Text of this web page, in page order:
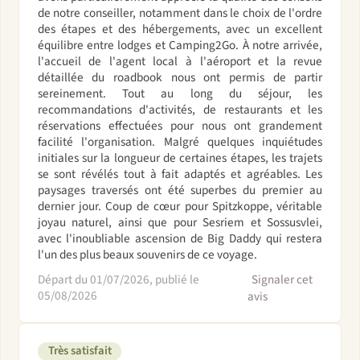
de notre conseiller, notamment dans le choix de l'ordre
des étapes et des hébergements, avec un excellent
équilibre entre lodges et Camping2Go. À notre arrivée,
l'accueil de l'agent local à l'aéroport et la revue
détaillée du roadbook nous ont permis de partir
sereinement. Tout au long du séjour, les
recommandations d'activités, de restaurants et les
réservations effectuées pour nous ont grandement
facilité l'organisation. Malgré quelques inquiétudes
initiales sur la longueur de certaines étapes, les trajets
se sont révélés tout à fait adaptés et agréables. Les
paysages traversés ont été superbes du premier au
dernier jour. Coup de cœur pour Spitzkoppe, véritable
joyau naturel, ainsi que pour Sesriem et Sossusvlei,
avec l'inoubliable ascension de Big Daddy qui restera
l'un des plus beaux souvenirs de ce voyage.
Départ du 01/07/2026, publié le
05/08/2026
Signaler cet
avis
Très satisfait